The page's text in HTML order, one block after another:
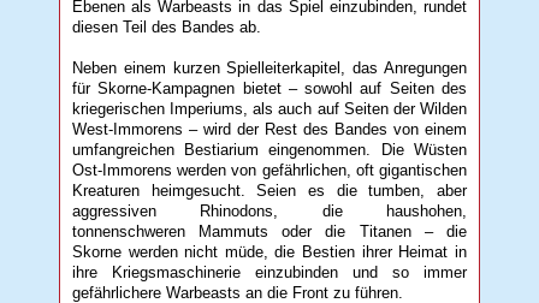
Ebenen als Warbeasts in das Spiel einzubinden, rundet
diesen Teil des Bandes ab.
Neben einem kurzen Spielleiterkapitel, das Anregungen
für Skorne-Kampagnen bietet – sowohl auf Seiten des
kriegerischen Imperiums, als auch auf Seiten der Wilden
West-Immorens – wird der Rest des Bandes von einem
umfangreichen Bestiarium eingenommen. Die Wüsten
Ost-Immorens werden von gefährlichen, oft gigantischen
Kreaturen heimgesucht. Seien es die tumben, aber
aggressiven Rhinodons, die haushohen,
tonnenschweren Mammuts oder die Titanen – die
Skorne werden nicht müde, die Bestien ihrer Heimat in
ihre Kriegsmaschinerie einzubinden und so immer
gefährlichere Warbeasts an die Front zu führen.